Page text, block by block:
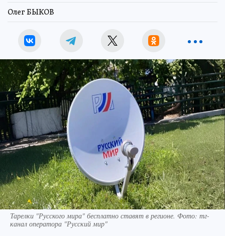
Олег БЫКОВ
Тарелки "Русского мира" бесплатно ставят в регионе. Фото: тг-
канал оператора "Русский мир"